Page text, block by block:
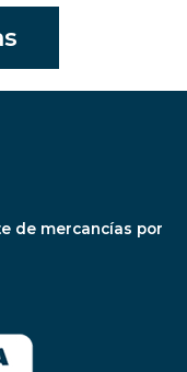
de mercancías por